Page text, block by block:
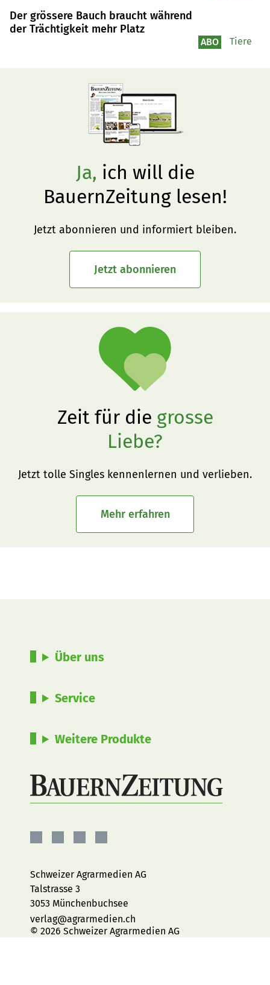
Der grössere Bauch braucht während
der Trächtigkeit mehr Platz
ABO Tiere
Ja, ich will die
BauernZeitung lesen!
Jetzt abonnieren und informiert bleiben.
Jetzt abonnieren
Zeit für die grosse
Liebe?
Jetzt tolle Singles kennenlernen und verlieben.
Mehr erfahren
Über uns
Service
Weitere Produkte
Facebook
Instagram
YouTubeLinkedIn
Schweizer Agrarmedien AG
Talstrasse 3
3053 Münchenbuchsee
verlag@agrarmedien.ch
© 2026 Schweizer Agrarmedien AG